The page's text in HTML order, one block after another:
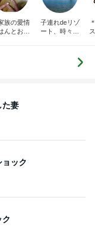
族の愛情
んとお弁
子連れdeリゾ
ート、時々キ
た妻
ック